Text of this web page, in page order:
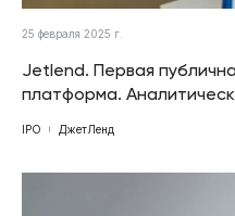
25 февраля 2025 г.
Jetlend. Первая
платформа.
IPO ДжетЛенд